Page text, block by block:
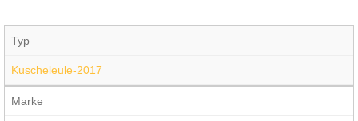
Typ
Kuscheleule-2017
Marke